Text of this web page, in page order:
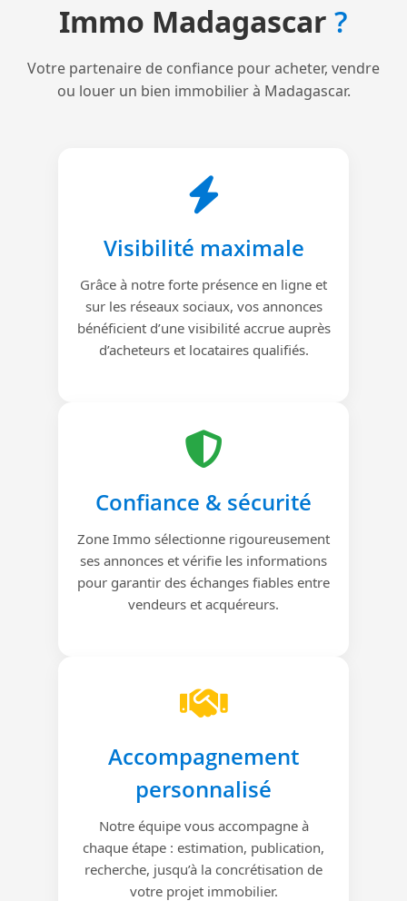
Immo Madagascar ?
Votre partenaire de confiance pour acheter, vendre
ou louer un bien immobilier à Madagascar.
Visibilité maximale
Grâce à notre forte présence en ligne et
sur les réseaux sociaux, vos annonces
bénéficient d’une visibilité accrue auprès
d’acheteurs et locataires qualifiés.
Confiance & sécurité
Zone Immo sélectionne rigoureusement
ses annonces et vérifie les informations
pour garantir des échanges fiables entre
vendeurs et acquéreurs.
Accompagnement
personnalisé
Notre équipe vous accompagne à
chaque étape : estimation, publication,
recherche, jusqu’à la concrétisation de
votre projet immobilier.